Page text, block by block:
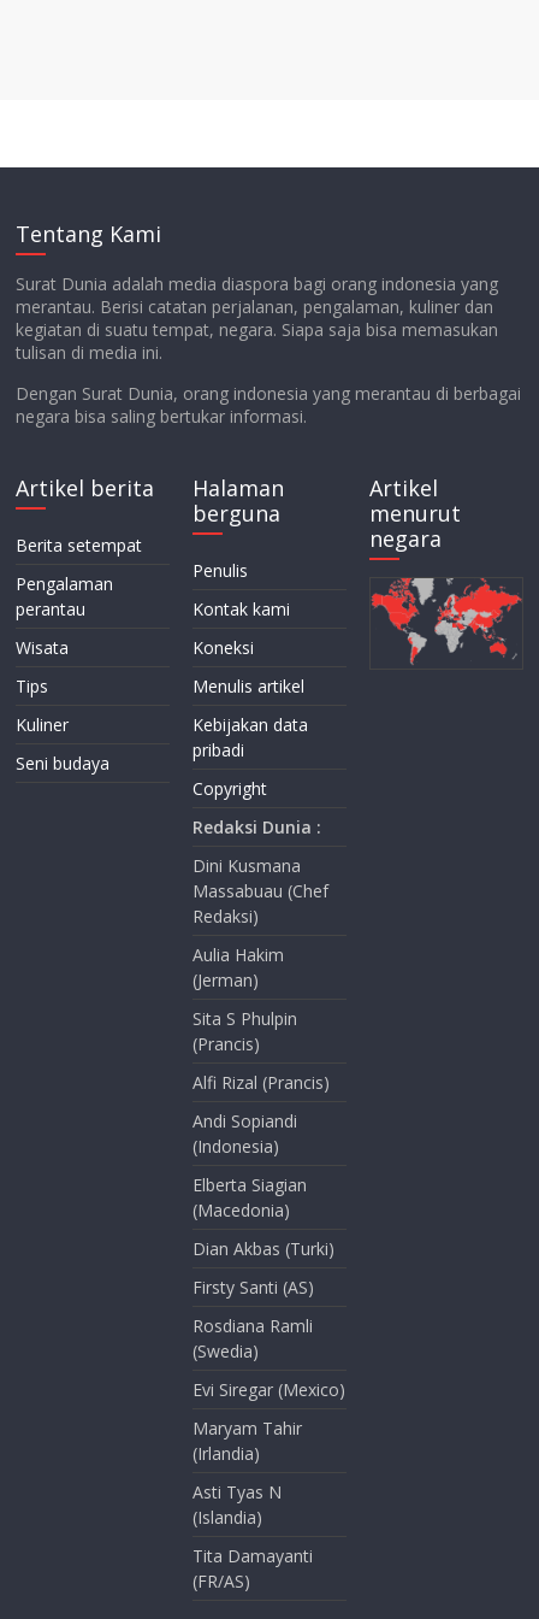
Tentang Kami
Surat Dunia adalah media diaspora bagi orang indonesia yang
merantau. Berisi catatan perjalanan, pengalaman, kuliner dan
kegiatan di suatu tempat, negara. Siapa saja bisa memasukan
tulisan di media ini.
Dengan Surat Dunia, orang indonesia yang merantau di berbagai
negara bisa saling bertukar informasi.
Artikel berita
Berita setempat
Pengalaman
perantau
Wisata
Tips
Kuliner
Seni budaya
Halaman
berguna
Penulis
Kontak kami
Koneksi
Menulis artikel
Kebijakan data
pribadi
Copyright
Redaksi Dunia :
Dini Kusmana
Massabuau (Chef
Redaksi)
Aulia Hakim
(Jerman)
Sita S Phulpin
(Prancis)
Alfi Rizal (Prancis)
Andi Sopiandi
(Indonesia)
Elberta Siagian
(Macedonia)
Dian Akbas (Turki)
Firsty Santi (AS)
Rosdiana Ramli
(Swedia)
Evi Siregar (Mexico)
Maryam Tahir
(Irlandia)
Asti Tyas N
(Islandia)
Tita Damayanti
(FR/AS)
Artikel
menurut
negara